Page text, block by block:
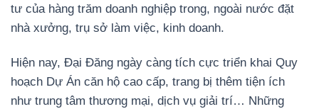
tư của hàng trăm doanh nghiệp trong, ngoài nước đặt
nhà xưởng, trụ sở làm việc, kinh doanh.
Hiện nay, Đại Đăng ngày càng tích cực triển khai Quy
hoạch Dự Án căn hộ cao cấp, trang bị thêm tiện ích
như trung tâm thương mại, dịch vụ giải trí… Những